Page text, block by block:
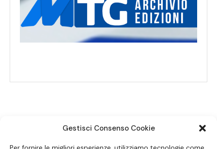
Gestisci Consenso Cookie
SEGUICI SUI SOCIAL